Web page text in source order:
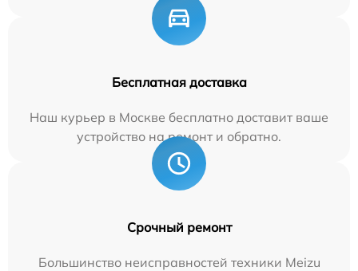
Бесплатная доставка
Наш курьер в Москве бесплатно доставит ваше
устройство на ремонт и обратно.
Срочный ремонт
Большинство неисправностей техники Meizu